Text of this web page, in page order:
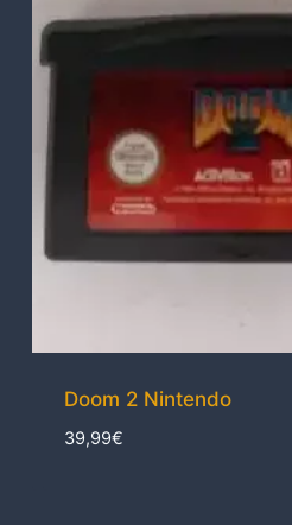
Doom 2 Nintendo
39,99€